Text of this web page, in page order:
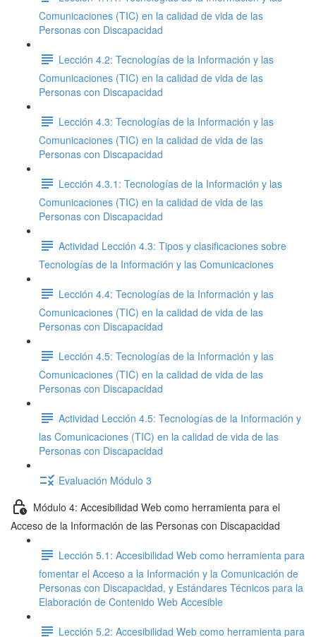
Comunicaciones (TIC) en la calidad de vida de las
Personas con Discapacidad
Lección 4.2: Tecnologías de la Información y las
Comunicaciones (TIC) en la calidad de vida de las
Personas con Discapacidad
Lección 4.3: Tecnologías de la Información y las
Comunicaciones (TIC) en la calidad de vida de las
Personas con Discapacidad
Lección 4.3.1: Tecnologías de la Información y las
Comunicaciones (TIC) en la calidad de vida de las
Personas con Discapacidad
Actividad Lección 4.3: Tipos y clasificaciones sobre
Tecnologías de la Información y las Comunicaciones
Lección 4.4: Tecnologías de la Información y las
Comunicaciones (TIC) en la calidad de vida de las
Personas con Discapacidad
Lección 4.5: Tecnologías de la Información y las
Comunicaciones (TIC) en la calidad de vida de las
Personas con Discapacidad
Actividad Lección 4.5: Tecnologías de la Información y
las Comunicaciones (TIC) en la calidad de vida de las
Personas con Discapacidad
Evaluación Módulo 3
Módulo 4: Accesibilidad Web como herramienta para el
Acceso de la Información de las Personas con Discapacidad
Lección 5.1: Accesibilidad Web como herramienta para
fomentar el Acceso a la Información y la Comunicación de
Personas con Discapacidad, y Estándares Técnicos para la
Elaboración de Contenido Web Accesible
Lección 5.2: Accesibilidad Web como herramienta para